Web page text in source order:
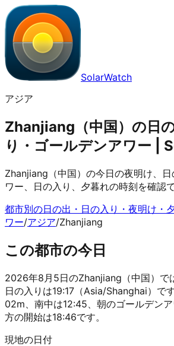
SolarWatch
アジア
Zhanjiang（中国）の日
り・ゴールデンアワー |
Zhanjiang（中国）の今日の夜明け、
ワー、日の入り、夕暮れの時刻を確認で
都市別の日の出・日の入り・夜明け・
ワー/アジア/Zhanjiang
この都市の今日
2026年8月5日のZhanjiang（中国）で
日の入りは19:17（Asia/Shanghai）で
02m、南中は12:45、朝のゴールデン
方の開始は18:46です。
現地の日付